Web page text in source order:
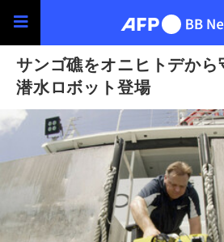
サンゴ礁をオニヒトデか
潜水ロボット登場